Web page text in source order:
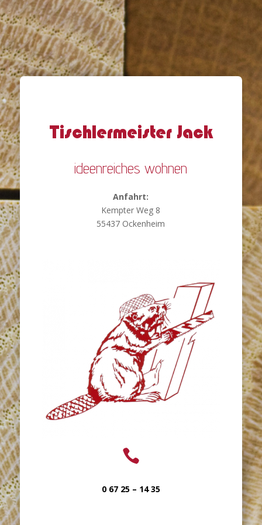
Tischlermeister Jack
ideenreiches wohnen
Anfahrt:
Kempter Weg 8
55437 Ockenheim

0 67 25 – 14 35